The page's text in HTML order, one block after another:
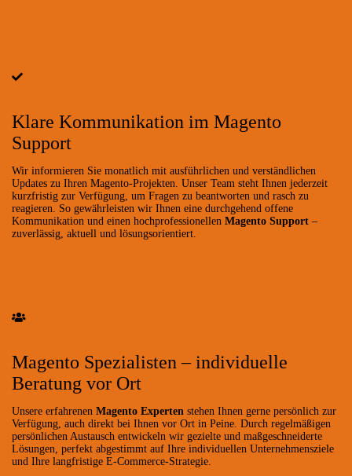
Klare Kommunikation im Magento
Support
Wir informieren Sie monatlich mit ausführlichen und verständlichen
Updates zu Ihren Magento-Projekten. Unser Team steht Ihnen jederzeit
kurzfristig zur Verfügung, um Fragen zu beantworten und rasch zu
reagieren. So gewährleisten wir Ihnen eine durchgehend offene
Kommunikation und einen hochprofessionellen Magento Support –
zuverlässig, aktuell und lösungsorientiert.
Magento Spezialisten – individuelle
Beratung vor Ort
Unsere erfahrenen Magento Experten stehen Ihnen gerne persönlich zur
Verfügung, auch direkt bei Ihnen vor Ort in Peine. Durch regelmäßigen
persönlichen Austausch entwickeln wir gezielte und maßgeschneiderte
Lösungen, perfekt abgestimmt auf Ihre individuellen Unternehmensziele
und Ihre langfristige E-Commerce-Strategie.